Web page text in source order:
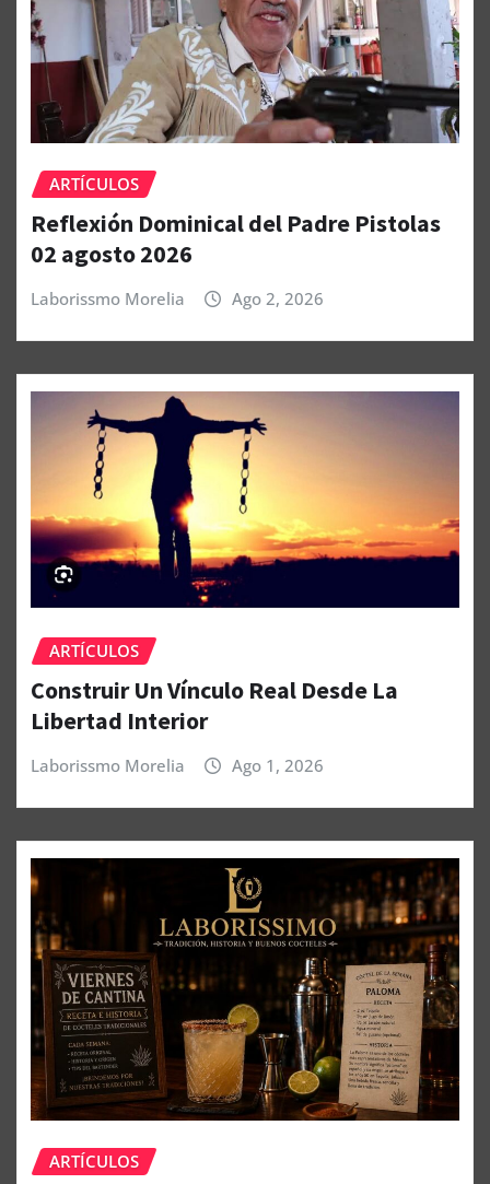
ARTÍCULOS
Reflexión Dominical del Padre Pistolas
02 agosto 2026
Laborissmo Morelia Ago 2, 2026
ARTÍCULOS
Construir Un Vínculo Real Desde La
Libertad Interior
Laborissmo Morelia Ago 1, 2026
ARTÍCULOS